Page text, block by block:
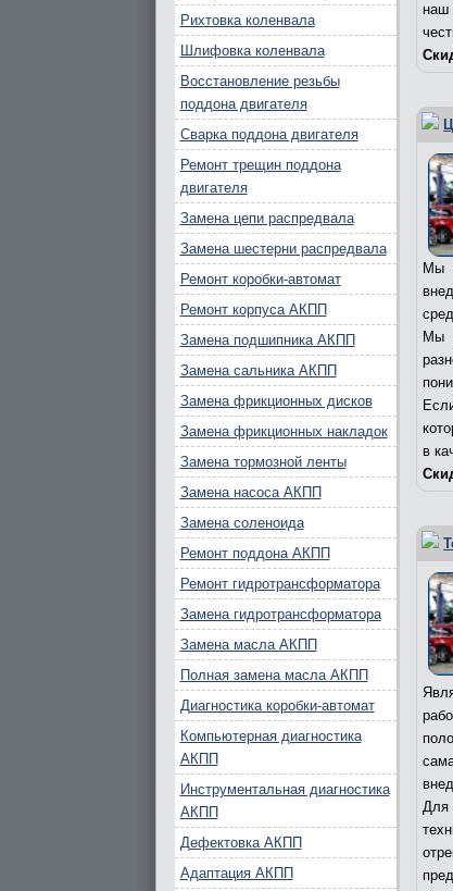
наш
Мы
Мы
в
Для
Рихтовка коленвала
Шлифовка коленвала
Восстановление резьбы
поддона двигателя
Сварка поддона двигателя
Ремонт трещин поддона
двигателя
Замена цепи распредвала
Замена шестерни распредвала
Ремонт коробки-автомат
Ремонт корпуса АКПП
Замена подшипника АКПП
Замена сальника АКПП
Замена фрикционных дисков
Замена фрикционных накладок
Замена тормозной ленты
Замена насоса АКПП
Замена соленоида
Ремонт поддона АКПП
Ремонт гидротрансформатора
Замена гидротрансформатора
Замена масла АКПП
Полная замена масла АКПП
Диагностика коробки-автомат
Компьютерная диагностика
АКПП
Инструментальная диагностика
АКПП
Дефектовка АКПП
Адаптация АКПП